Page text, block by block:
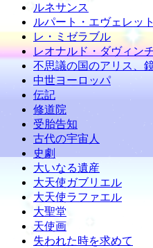
ルネサンス
ルパート・エヴェレット
レ・ミゼラブル
レオナルド・ダヴィン
不思議の国のアリス、
中世ヨーロッパ
伝記
修道院
受胎告知
古代の宇宙人
史劇
大いなる遺産
大天使ガブリエル
大天使ラファエル
大聖堂
天使画
失われた時を求めて